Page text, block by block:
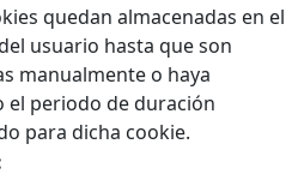
quedan almacenadas en el
usuario hasta que son
manualmente o haya
el periodo de duración
para dicha cookie.